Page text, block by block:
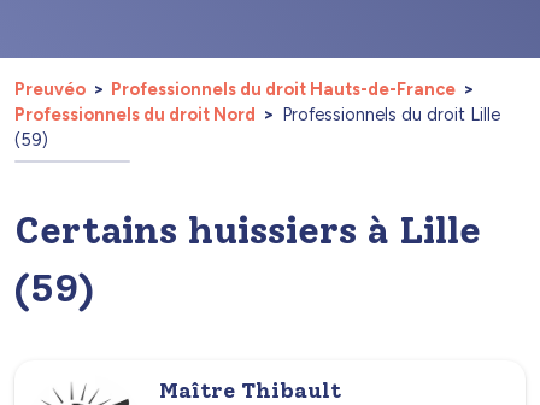
Preuvéo
Professionnels du droit Hauts-de-France
Professionnels du droit Nord
Professionnels du droit Lille
(59)
Certains huissiers à Lille
(59)
Maître Thibault